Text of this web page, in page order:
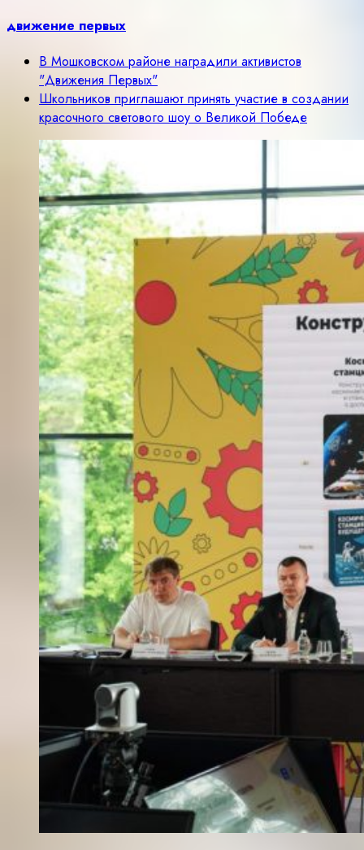
движение первых
В Мошковском районе наградили активистов
"Движения Первых"
Школьников приглашают принять участие в создании
красочного светового шоу о Великой Победе